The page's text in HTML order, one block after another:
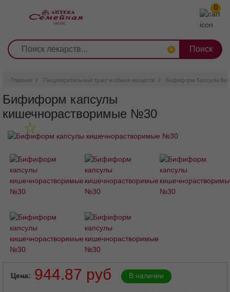
0
Главная Пищеварительный тракт и обмен веществ Бифиформ Капсулы
Бифиформ капсулы
кишечнорастворимые №30
Цена 944.87 руб В наличии